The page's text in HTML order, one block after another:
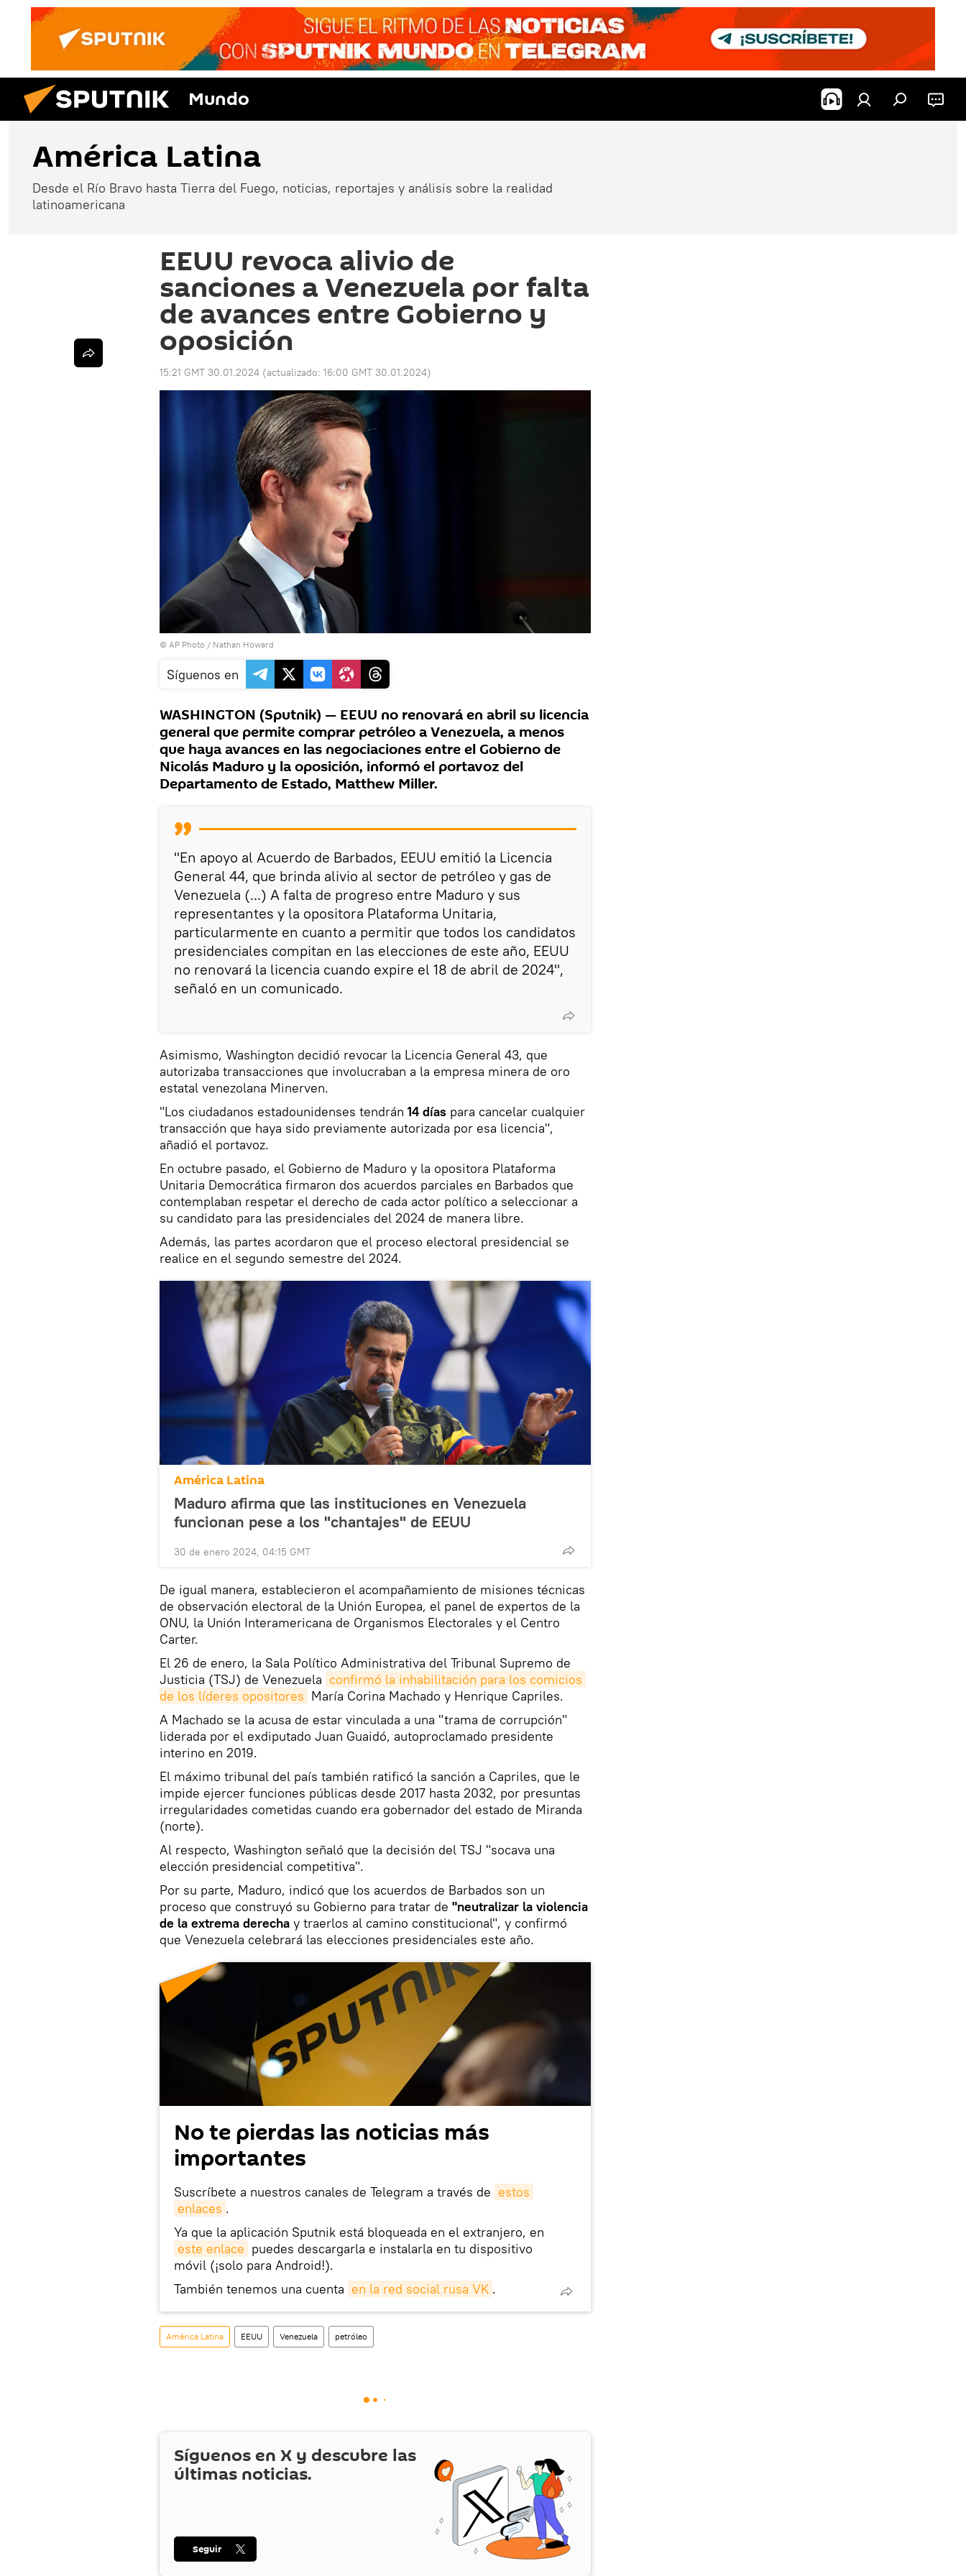
Mundo
América Latina
Desde el Río Bravo hasta Tierra del Fuego, noticias, reportajes y análisis sobre la realidad
latinoamericana
EEUU revoca alivio de
sanciones a Venezuela por falta
de avances entre Gobierno y
oposición
15:21 GMT 30.01.2024 (actualizado: 16:00 GMT 30.01.2024)
© AP Photo / Nathan Howard
Síguenos en
WASHINGTON (Sputnik) — EEUU no renovará en abril su licencia
general que permite comprar petróleo a Venezuela, a menos
que haya avances en las negociaciones entre el Gobierno de
Nicolás Maduro y la oposición, informó el portavoz del
Departamento de Estado, Matthew Miller.
"En apoyo al Acuerdo de Barbados, EEUU emitió la Licencia
General 44, que brinda alivio al sector de petróleo y gas de
Venezuela (...) A falta de progreso entre Maduro y sus
representantes y la opositora Plataforma Unitaria,
particularmente en cuanto a permitir que todos los candidatos
presidenciales compitan en las elecciones de este año, EEUU
no renovará la licencia cuando expire el 18 de abril de 2024",
señaló en un comunicado.
Asimismo, Washington decidió revocar la Licencia General 43, que
autorizaba transacciones que involucraban a la empresa minera de oro
estatal venezolana Minerven.
"Los ciudadanos estadounidenses tendrán 14 días para cancelar cualquier
transacción que haya sido previamente autorizada por esa licencia",
añadió el portavoz.
En octubre pasado, el Gobierno de Maduro y la opositora Plataforma
Unitaria Democrática firmaron dos acuerdos parciales en Barbados que
contemplaban respetar el derecho de cada actor político a seleccionar a
su candidato para las presidenciales del 2024 de manera libre.
Además, las partes acordaron que el proceso electoral presidencial se
realice en el segundo semestre del 2024.
América Latina
Maduro afirma que las instituciones en Venezuela
funcionan pese a los "chantajes" de EEUU
30 de enero 2024, 04:15 GMT
De igual manera, establecieron el acompañamiento de misiones técnicas
de observación electoral de la Unión Europea, el panel de expertos de la
ONU, la Unión Interamericana de Organismos Electorales y el Centro
Carter.
El 26 de enero, la Sala Político Administrativa del Tribunal Supremo de
Justicia (TSJ) de Venezuela confirmó la inhabilitación para los comicios
de los líderes opositores María Corina Machado y Henrique Capriles.
A Machado se la acusa de estar vinculada a una "trama de corrupción"
liderada por el exdiputado Juan Guaidó, autoproclamado presidente
interino en 2019.
El máximo tribunal del país también ratificó la sanción a Capriles, que le
impide ejercer funciones públicas desde 2017 hasta 2032, por presuntas
irregularidades cometidas cuando era gobernador del estado de Miranda
(norte).
Al respecto, Washington señaló que la decisión del TSJ "socava una
elección presidencial competitiva".
Por su parte, Maduro, indicó que los acuerdos de Barbados son un
proceso que construyó su Gobierno para tratar de "neutralizar la violencia
de la extrema derecha y traerlos al camino constitucional", y confirmó
que Venezuela celebrará las elecciones presidenciales este año.
No te pierdas las noticias más
importantes
Suscríbete a nuestros canales de Telegram a través de estos
enlaces .
Ya que la aplicación Sputnik está bloqueada en el extranjero, en
este enlace puedes descargarla e instalarla en tu dispositivo
móvil (¡solo para Android!).
También tenemos una cuenta en la red social rusa VK .
América Latina EEUU Venezuela petróleo
Síguenos en X y descubre las
últimas noticias.
Seguir